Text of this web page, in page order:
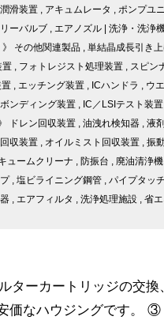
滑装置 アキュムレータ ポンプユ
ーバルブ エアノズル | 洗浄・洗浄
》 その他関連製品 単結晶成長引き
置 フォトレジスト処理装置 スピン
エッチング装置 ICハンドラ ウ
ボンディング装置 IC／LSIテスト装置
ドレン回収装置 油洩れ検知器 液
収装置 オイルミスト回収装置 振
ュームクリーナ 防振台 廃油清浄機
, 塩ビライニング鋼管 パイプタッ
エアフィルタ 洗浄処理施設 省
ーカートリッジの交
価なハウジングです。 ③